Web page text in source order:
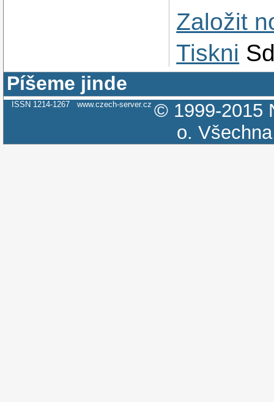
Založit
Tiskni
Píšeme jinde
ISSN 1214-1267 www.czech-server.cz © 1999-2015
o.